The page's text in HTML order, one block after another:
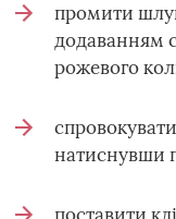
промити
додаванням
рожевого
натиснувши